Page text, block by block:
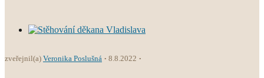
zveřejnil(a) Veronika Poslušná 8.8.2022